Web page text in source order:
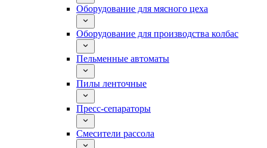
Оборудование для мясного цеха
Оборудование для производства колбас
Пельменные автоматы
Пилы ленточные
Пресс-сепараторы
Смесители рассола